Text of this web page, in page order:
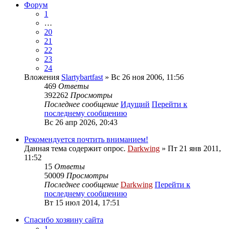
Форум
1
…
20
21
22
23
24
Вложения Slartybartfast » Вс 26 ноя 2006, 11:56
469 Ответы
392262 Просмотры
Последнее сообщение Идущий Перейти к
последнему сообщению
Вс 26 апр 2026, 20:43
Рекомендуется почтить вниманием!
Данная тема содержит опрос. Darkwing » Пт 21 янв 2011,
11:52
15 Ответы
50009 Просмотры
Последнее сообщение Darkwing Перейти к
последнему сообщению
Вт 15 июл 2014, 17:51
Спасибо хозяину сайта